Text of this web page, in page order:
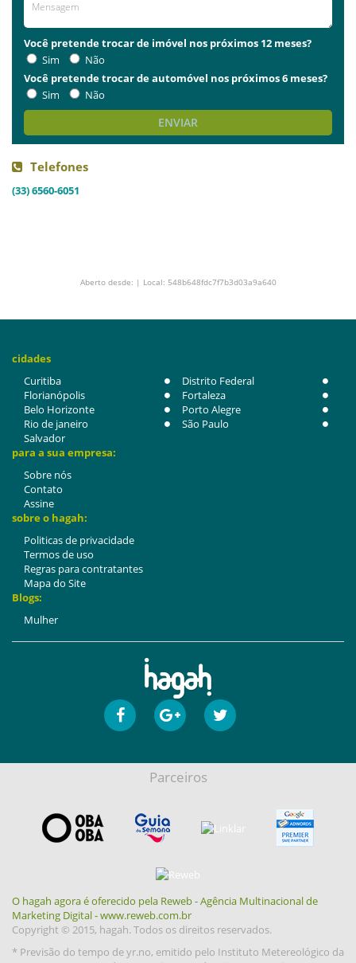
Você pretende trocar de imóvel nos próximos 12 meses?
Sim
Não
Você pretende trocar de automóvel nos próximos 6 meses?
Sim
Não
ENVIAR
Telefones
(33) 6560-6051
Aberto desde: | Local: 548b648fdc7f7b3d03a9a640
cidades
Curitiba
Distrito Federal
Florianópolis
Fortaleza
Belo Horizonte
Porto Alegre
Rio de janeiro
São Paulo
Salvador
para a sua empresa:
Sobre nós
Contato
Assine
sobre o hagah:
Politicas de privacidade
Termos de uso
Regras para contratantes
Mapa do Site
Blogs:
Mulher
Parceiros
O hagah agora é oferecido pela Reweb - Agência Multinacional de
Marketing Digital - www.reweb.com.br
Copyright © 2015, hagah. Todos os direitos reservados.
* Previsão do tempo de yr.no, emitido pelo Instituto Metereológico da